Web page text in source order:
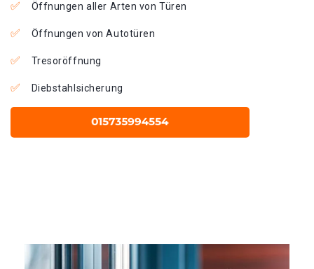
Öffnungen aller Arten von Türen
Öffnungen von Autotüren
Tresoröffnung
Diebstahlsicherung